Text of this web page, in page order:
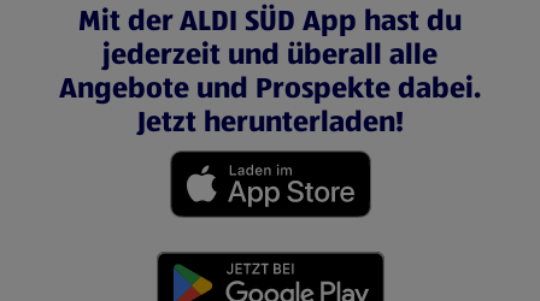
Mit der ALDI SÜD App hast du
jederzeit und überall alle
Angebote und Prospekte dabei.
Jetzt herunterladen!